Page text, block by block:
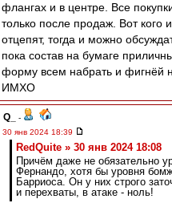
флангах и в центре. Все
только после продаж. Вот кого
отцепят, тогда и можно
пока состав на бумаге
форму всем набрать и фигнёй
ИМХО
Q_
-
30 янв 2024 18:39
RedQuite » 30 янв 2024 18:08
Причём даже не обязательно
Фернандо, хотя бы уровня
Барриоса. Он у них строго
и перехваты, в атаке - ноль!